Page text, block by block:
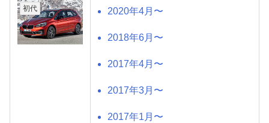
初代 2020年4月〜
2018年6月〜
2017年4月〜
2017年3月〜
2017年1月〜